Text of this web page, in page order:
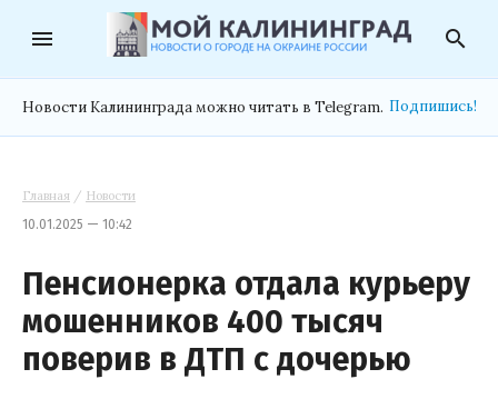
menu search
Новости Калининграда можно читать в Telegram. Подпишись!
Главная / Новости
10.01.2025 — 10:42
Пенсионерка отдала курьеру
мошенников 400 тысяч
поверив в ДТП с дочерью